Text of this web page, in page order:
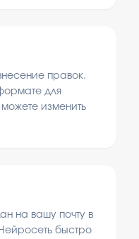
правок.
для
изменить
на вашу почту в
быстро